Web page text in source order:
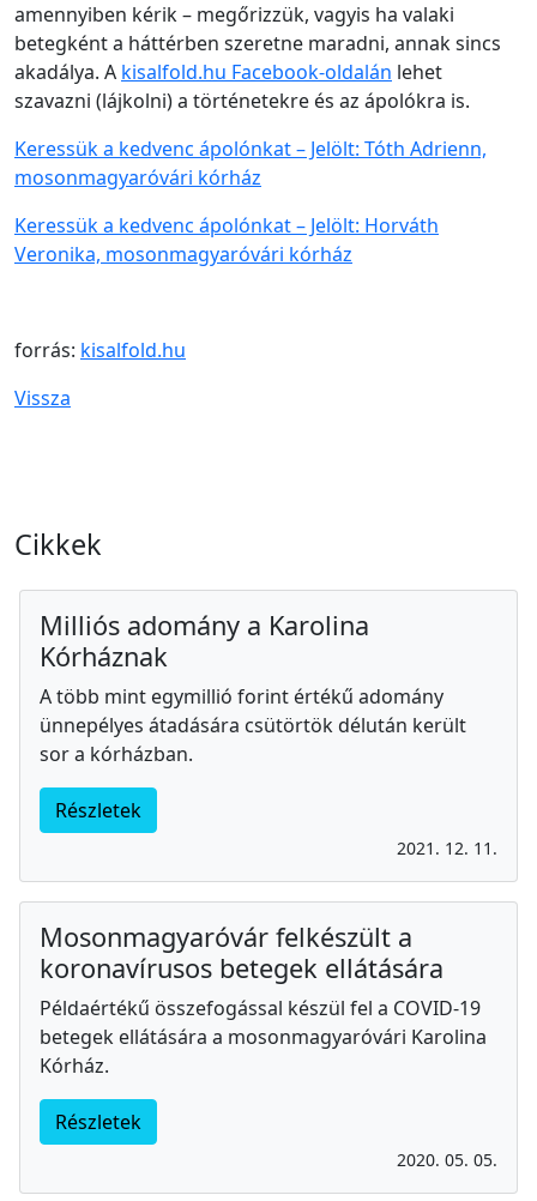
amennyiben kérik – megőrizzük, vagyis ha valaki
betegként a háttérben szeretne maradni, annak sincs
akadálya. A kisalfold.hu Facebook-oldalán lehet
szavazni (lájkolni) a történetekre és az ápolókra is.
Keressük a kedvenc ápolónkat – Jelölt: Tóth Adrienn,
mosonmagyaróvári kórház
Keressük a kedvenc ápolónkat – Jelölt: Horváth
Veronika, mosonmagyaróvári kórház
forrás: kisalfold.hu
Vissza
Cikkek
Milliós adomány a Karolina
Kórháznak
A több mint egymillió forint értékű adomány
ünnepélyes átadására csütörtök délután került
sor a kórházban.
Részletek
2021. 12. 11.
Mosonmagyaróvár felkészült a
koronavírusos betegek ellátására
Példaértékű összefogással készül fel a COVID-19
betegek ellátására a mosonmagyaróvári Karolina
Kórház.
Részletek
2020. 05. 05.